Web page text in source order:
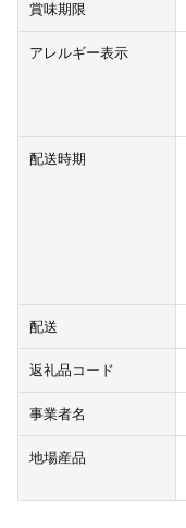
賞味期限
アレルギー表示
配送時期
配送
返礼品コード
事業者名
地場産品